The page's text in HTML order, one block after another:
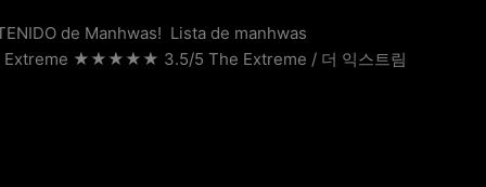
de Manhwas! Lista de manhwas
Extreme ★★★★★ 3.5/5 The Extreme / 더 익스트림